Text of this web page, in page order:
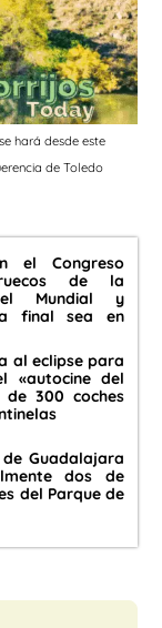
hará desde este
de Toledo
el Congreso
de la
Mundial y
final sea en
al eclipse para
«autocine del
de 300 coches
Guadalajara
dos de
del Parque de